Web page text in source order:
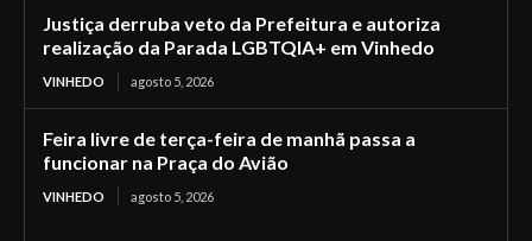
Justiça derruba veto da Prefeitura e autoriza
realização da Parada LGBTQIA+ em Vinhedo
VINHEDO agosto 5, 2026
Feira livre de terça-feira de manhã passa a
funcionar na Praça do Avião
VINHEDO agosto 5, 2026